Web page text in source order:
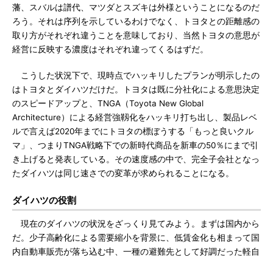
藩、スバルは譜代、マツダとスズキは外様ということになるのだ
ろう。それは序列を示しているわけでなく、トヨタとの距離感の
取り方がそれぞれ違うことを意味しており、当然トヨタの意思が
経営に反映する濃度はそれぞれ違ってくるはずだ。
こうした状況下で、現時点でハッキリしたプランが明示したの
はトヨタとダイハツだけだ。トヨタは既に分社化による意思決定
のスピードアップと、TNGA（Toyota New Global
Architecture）による経営強靱化をハッキリ打ち出し、製品レベ
ルで言えば2020年までにトヨタの標ぼうする「もっと良いクル
マ」、つまりTNGA戦略下での新時代商品を新車の50％にまで引
き上げると発表している。その速度感の中で、完全子会社となっ
たダイハツは同じ速さでの変革が求められることになる。
ダイハツの役割
現在のダイハツの状況をざっくり見てみよう。まずは国内から
だ。少子高齢化による需要縮小を背景に、低賃金化も相まって国
内自動車販売が落ち込む中、一種の避難先として好調だった軽自